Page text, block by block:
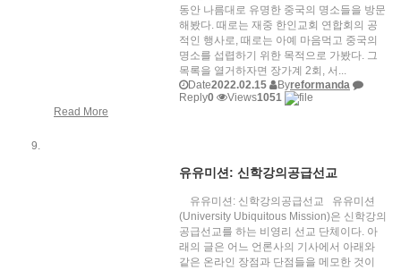
동안 나름대로 유명한 중국의 명소들을 방문
해봤다. 때로는 재중 한인교회 연합회의 공
적인 행사로, 때로는 아예 마음먹고 중국의
명소를 섭렵하기 위한 목적으로 가봤다. 그
목록을 열거하자면 장가계 2회, 서...
Date2022.02.15 Byreformanda
Reply0 Views1051
Read More
유유미션: 신학강의공급선교
유유미션: 신학강의공급선교 유유미션
(University Ubiquitous Mission)은 신학강의
공급선교를 하는 비영리 선교 단체이다. 아
래의 글은 어느 언론사의 기사에서 아래와
같은 온라인 장점과 단점들을 메모한 것이